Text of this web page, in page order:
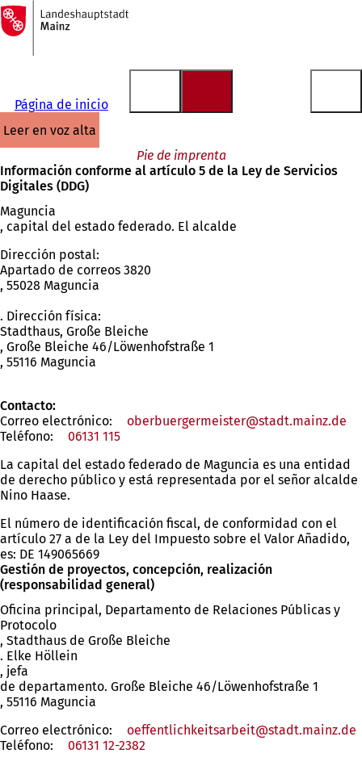
Saltar al contenido
A
la
página
Página de inicio
leer en voz alta
Pie de imprenta
Información conforme al artículo 5 de la Ley de Servicios
Digitales (DDG)
Maguncia
, capital del estado federado. El alcalde
Dirección postal:
Apartado de correos 3820
, 55028 Maguncia
. Dirección física:
Stadthaus, Große Bleiche
, Große Bleiche 46/Löwenhofstraße 1
, 55116 Maguncia
Contacto:
Correo electrónico:
oberbuergermeister stadt.mainz de
Teléfono:
06131 115
La capital del estado federado de Maguncia es una entidad
de derecho público y está representada por el señor alcalde
Nino Haase.
El número de identificación fiscal, de conformidad con el
artículo 27 a de la Ley del Impuesto sobre el Valor Añadido,
es: DE 149065669
Gestión de proyectos, concepción, realización
(responsabilidad general)
Oficina principal, Departamento de Relaciones Públicas y
Protocolo
, Stadthaus de Große Bleiche
. Elke Höllein
, jefa
de departamento. Große Bleiche 46/Löwenhofstraße 1
, 55116 Maguncia
Correo electrónico:
oeffentlichkeitsarbeit stadt.mainz de
Teléfono:
06131 12-2382